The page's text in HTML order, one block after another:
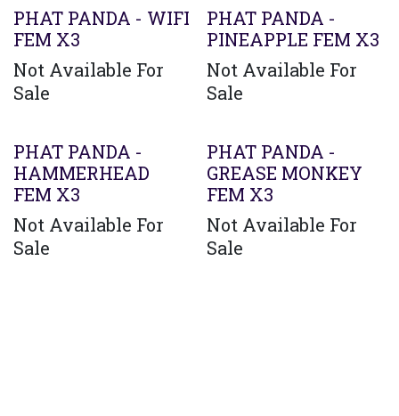
PHAT PANDA - WIFI
FEM X3
Not Available For
Sale
Agotado
PHAT PANDA -
PINEAPPLE FEM X3
Not Available For
Sale
PHAT PANDA -
HAMMERHEAD
FEM X3
Not Available For
Sale
PHAT PANDA -
GREASE MONKEY
FEM X3
Not Available For
Sale